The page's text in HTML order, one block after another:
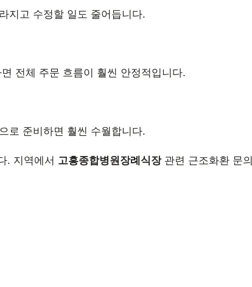
지고 수정할 일도 줄어듭니다.
전체 주문 흐름이 훨씬 안정적입니다.
로 준비하면 훨씬 수월합니다.
. 지역에서 고흥종합병원장례식장관련 근조화환 문의